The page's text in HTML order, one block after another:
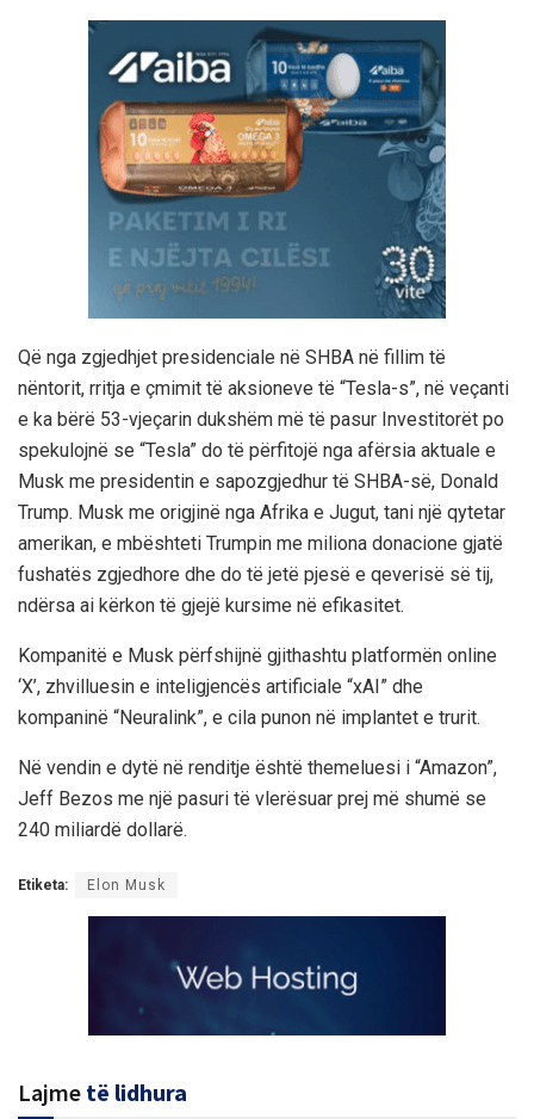
Që nga zgjedhjet presidenciale në SHBA në fillim të
nëntorit, rritja e çmimit të aksioneve të “Tesla-s”, në veçanti
e ka bërë 53-vjeçarin dukshëm më të pasur Investitorët po
spekulojnë se “Tesla” do të përfitojë nga afërsia aktuale e
Musk me presidentin e sapozgjedhur të SHBA-së, Donald
Trump. Musk me origjinë nga Afrika e Jugut, tani një qytetar
amerikan, e mbështeti Trumpin me miliona donacione gjatë
fushatës zgjedhore dhe do të jetë pjesë e qeverisë së tij,
ndërsa ai kërkon të gjejë kursime në efikasitet.
Kompanitë e Musk përfshijnë gjithashtu platformën online
‘X’, zhvilluesin e inteligjencës artificiale “xAI” dhe
kompaninë “Neuralink”, e cila punon në implantet e trurit.
Në vendin e dytë në renditje është themeluesi i “Amazon”,
Jeff Bezos me një pasuri të vlerësuar prej më shumë se
240 miliardë dollarë.
Etiketa: Elon Musk
Lajme të lidhura